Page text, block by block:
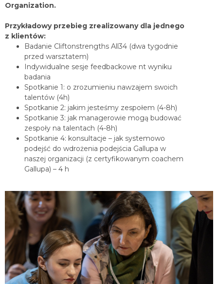
Organization.
Przykładowy przebieg zrealizowany dla jednego
z klientów:
Badanie Cliftonstrengths All34 (dwa tygodnie
przed warsztatem)
Indywidualne sesje feedbackowe nt wyniku
badania
Spotkanie 1: o zrozumieniu nawzajem swoich
talentów (4h)
Spotkanie 2: jakim jesteśmy zespołem (4-8h)
Spotkanie 3: jak managerowie mogą budować
zespoły na talentach (4-8h)
Spotkanie 4: konsultacje – jak systemowo
podejść do wdrożenia podejścia Gallupa w
naszej organizacji (z certyfikowanym coachem
Gallupa) – 4 h